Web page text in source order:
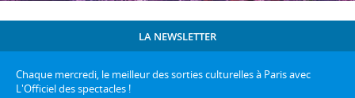
LA NEWSLETTER
Chaque mercredi, le meilleur des sorties culturelles à Paris avec
L'Officiel des spectacles !